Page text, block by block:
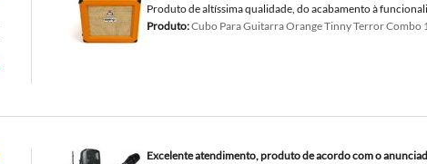
Produto de altíssima qualidade, do acabamento à
Produto:Cubo Para Guitarra Orange Tinny Terror Combo
Excelente atendimento, produto de acordo com o